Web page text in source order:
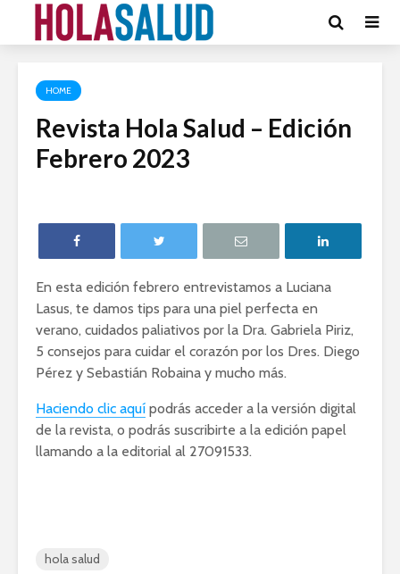
HOME
Revista Hola Salud – Edición
Febrero 2023
En esta edición febrero entrevistamos a Luciana
Lasus, te damos tips para una piel perfecta en
verano, cuidados paliativos por la Dra. Gabriela Piriz,
5 consejos para cuidar el corazón por los Dres. Diego
Pérez y Sebastián Robaina y mucho más.
Haciendo clic aquí podrás acceder a la versión digital
de la revista, o podrás suscribirte a la edición papel
llamando a la editorial al 27091533.
hola salud